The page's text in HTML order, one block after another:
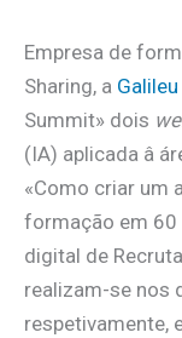
Empresa de
Sharing, a Galileu
Summit» dois
(IA) aplicada â
«Como criar um
formação em 60
digital de
realizam-se nos
respetivamente,